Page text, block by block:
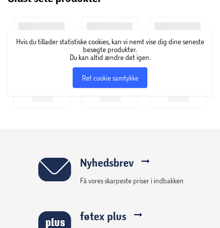
Hvis du tillader statistiske cookies, kan vi nemt vise dig dine seneste
besøgte produkter.
Du kan altid ændre det igen.
Ret cookie samtykke
Nyhedsbrev
Få vores skarpeste priser i indbakken
føtex plus